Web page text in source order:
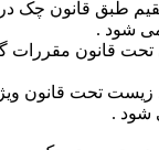
طبق قانون چک در
شود .
قانون مقررات
تحت قانون ویژه
شود .